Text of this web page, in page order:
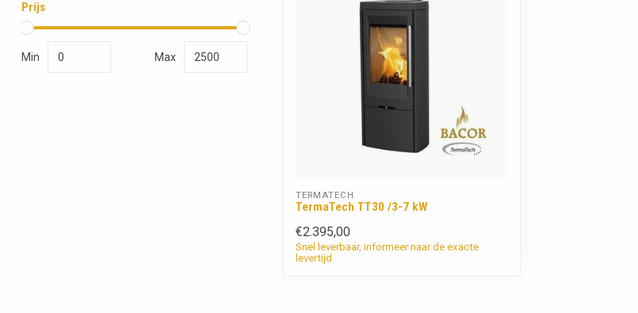
Prijs
Min Max
TERMATECH
TermaTech TT30 /3-7 kW
€2.395,00
Snel leverbaar, informeer naar de exacte
levertijd